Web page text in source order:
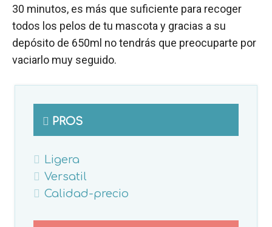
30 minutos, es más que suficiente para recoger
todos los pelos de tu mascota y gracias a su
depósito de 650ml no tendrás que preocuparte por
vaciarlo muy seguido.
PROS
Ligera
Versatil
Calidad-precio